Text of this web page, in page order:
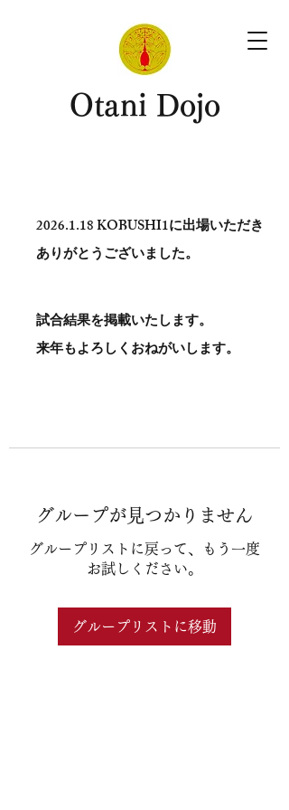
​Otani Dojo
2026.1.18KOBUSHI1に出場いただき
ありがとう​ございました。
試合結果を掲載いたします。
​来年もよろしくおねがいします。
グループが見つかりません
グループリストに戻って、もう一度
お試しください。
グループリストに移動